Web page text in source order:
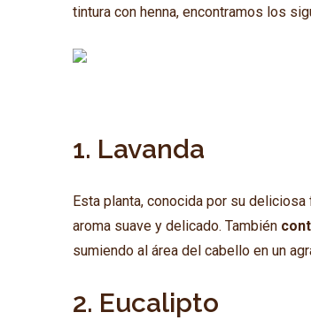
tintura con henna, encontramos los
1. Lavanda
Esta planta, conocida por su
aroma suave y delicado. También
sumiendo al área del cabello en un
2. Eucalipto